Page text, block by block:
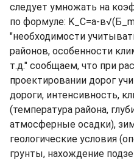
следует умножать на
по формуле: K_C=a-
"необходимости
районов, особенности
т.д." сообщаем, что при
проектировании дорог
дороги, интенсивность,
(температура района,
атмосферные осадки),
геологические условия
грунты, нахождение